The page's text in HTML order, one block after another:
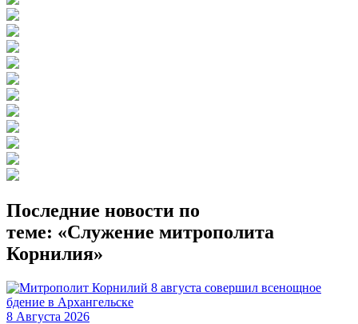
Последние новости по
теме: «Служение митрополита
Корнилия»
8 Августа 2026